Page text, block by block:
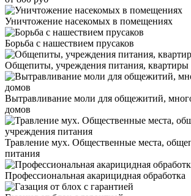
Уничтожение насекомых в помещениях
Борьба с нашествием прусаков
Общепиты, учреждения питания, квартиры
Вытравливание моли для общежитий,
домов
Травление мух. Общественные места,
питания
Профессиональная акарицидная обработка